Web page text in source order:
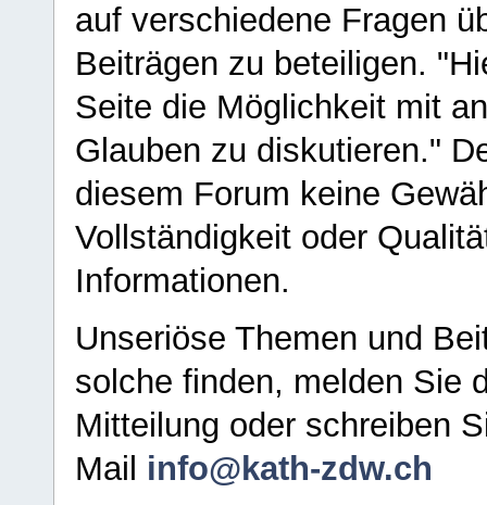
auf verschiedene Fragen
Beiträgen zu beteiligen.
Seite die Möglichkeit mit
Glauben zu diskutieren."
diesem Forum keine
Vollständigkeit oder
Informationen.
Unseriöse Themen und
solche finden, melden Sie
Mitteilung oder schreiben
Mail info@kath-zdw.ch